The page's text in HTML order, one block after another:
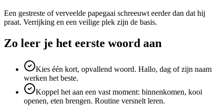
Een gestreste of verveelde papegaai schreeuwt eerder dan dat hij
praat. Verrijking en een veilige plek zijn de basis.
Zo leer je het eerste woord aan
Kies één kort, opvallend woord. Hallo, dag of zijn naam
werken het beste.
Koppel het aan een vast moment: binnenkomen, kooi
openen, eten brengen. Routine versnelt leren.